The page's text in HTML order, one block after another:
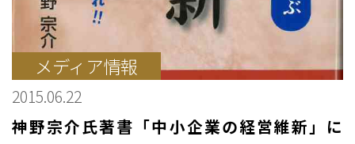
メディア情報
2015.06.22
神野宗介氏著書「中小企業の経営維新」に